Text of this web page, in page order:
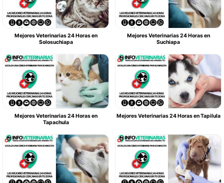
Mejores Veterinarias 24 Horas en
Solosuchiapa
Mejores Veterinarias 24 Horas en
Suchiapa
Mejores Veterinarias 24 Horas en
Tapachula
Mejores Veterinarias 24 Horas en Tapilula